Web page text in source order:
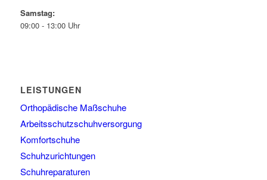
Samstag:
09:00 - 13:00 Uhr
LEISTUNGEN
Orthopädische Maßschuhe
Arbeitsschutzschuhversorgung
Komfortschuhe
Schuhzurichtungen
Schuhreparaturen